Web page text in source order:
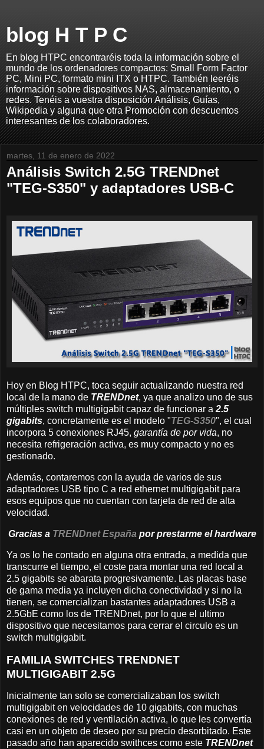
blog H T P C
En blog HTPC encontraréis toda la información sobre el
mundo de los ordenadores compactos: Small Form Factor
PC, Mini PC, formato mini ITX o HTPC. También leeréis
información sobre dispositivos NAS, almacenamiento, o
redes. Tenéis a vuestra disposición Análisis, Guías,
Wikipedia y alguna que otra Promoción con descuentos
interesantes de los colaboradores.
martes, 11 de enero de 2022
Análisis Switch 2.5G TRENDnet
"TEG-S350" y adaptadores USB-C
Hoy en Blog HTPC, toca seguir actualizando nuestra red
local de la mano de TRENDnet, ya que analizo uno de sus
múltiples switch multigigabit capaz de funcionar a 2.5
gigabits, concretamente es el modelo "TEG-S350", el cual
incorpora 5 conexiones RJ45, garantía de por vida, no
necesita refrigeración activa, es muy compacto y no es
gestionado.
Además, contaremos con la ayuda de varios de sus
adaptadores USB tipo C a red ethernet multigigabit para
esos equipos que no cuentan con tarjeta de red de alta
velocidad.
Gracias a TRENDnet España por prestarme el hardware
Ya os lo he contado en alguna otra entrada, a medida que
transcurre el tiempo, el coste para montar una red local a
2.5 gigabits se abarata progresivamente. Las placas base
de gama media ya incluyen dicha conectividad y si no la
tienen, se comercializan bastantes adaptadores USB a
2.5GbE como los de TRENDnet, por lo que el ultimo
dispositivo que necesitamos para cerrar el circulo es un
switch multigigabit.
FAMILIA SWITCHES TRENDNET
MULTIGIGABIT 2.5G
Inicialmente tan solo se comercializaban los switch
multigigabit en velocidades de 10 gigabits, con muchas
conexiones de red y ventilación activa, lo que les convertía
casi en un objeto de deseo por su precio desorbitado. Este
pasado año han aparecido swithces como este TRENDnet